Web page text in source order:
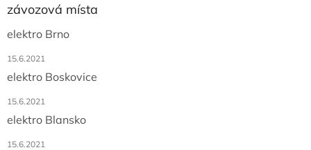
závozová místa
elektro Brno
15.6.2021
elektro Boskovice
15.6.2021
elektro Blansko
15.6.2021